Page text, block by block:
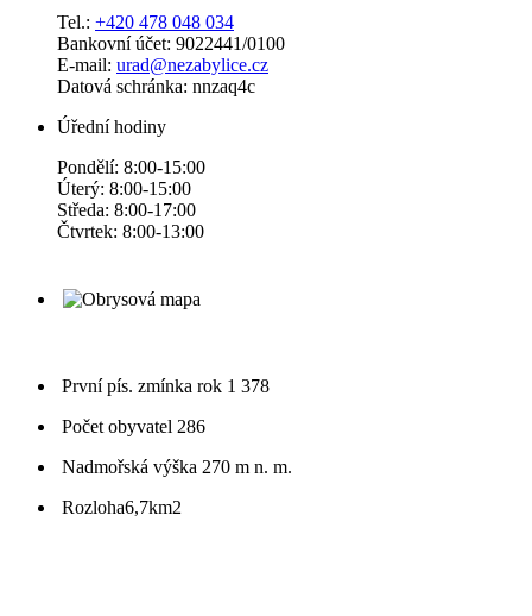
Tel.: +420 478 048 034
Bankovní účet: 9022441/0100
E-mail: urad@nezabylice.cz
Datová schránka: nnzaq4c
Úřední hodiny
Pondělí: 8:00-15:00
Úterý: 8:00-15:00
Středa: 8:00-17:00
Čtvrtek: 8:00-13:00
První pís. zmínka rok 1 378
Počet obyvatel 286
Nadmořská výška 270 m n. m.
Rozloha6,7km2